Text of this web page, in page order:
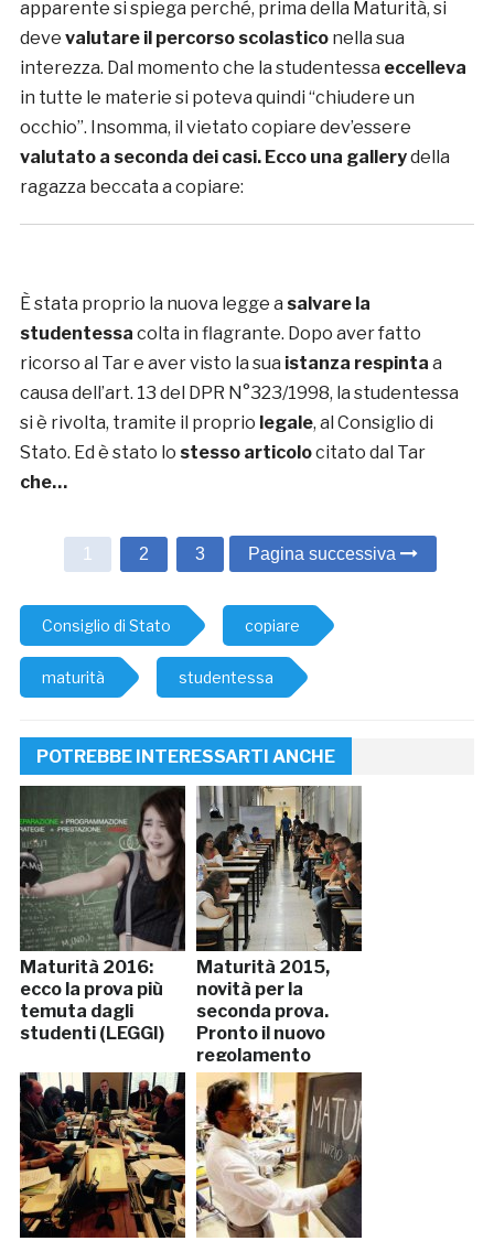
apparente si spiega perché, prima della Maturità, si
deve valutare il percorso scolasticonella sua
interezza. Dal momento che la studentessa eccelleva
in tutte le materie si poteva quindi “chiudere un
occhio”. Insomma, il vietato copiare dev’essere
valutato a seconda dei casi. Ecco una gallerydella
ragazza beccata a copiare:
È stata proprio la nuova legge a salvare la
studentessa colta in flagrante. Dopo aver fatto
ricorso al Tar e aver visto la sua istanza respinta a
causa dell’art. 13 del DPR N°323/1998, la studentessa
si è rivolta, tramite il proprio legale, al Consiglio di
Stato. Ed è stato lo stesso articolocitato dal Tar
che…
1 2 3 Pagina successiva
Consiglio di Stato copiare
maturità studentessa
POTREBBE INTERESSARTI ANCHE
Maturità 2016:
ecco la prova più
temuta dagli
studenti (LEGGI)
Maturità 2015,
novità per la
seconda prova.
Pronto il nuovo
regolamento